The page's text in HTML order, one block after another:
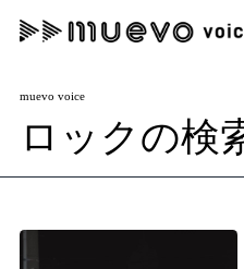
記事を検索する
muevo media
"読者の声を形にする”
muevo voice
ロックの検